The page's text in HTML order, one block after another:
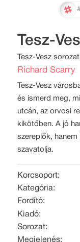
Tesz-
Tesz-Vesz sorozat
Richard Scarry
Tesz-Vesz
és ismerd meg,
utcán, az orvosi
kikötőben. A jó
szereplők, hanem
szavatolja.
Korcsoport:
Kategória:
Fordító:
Kiadó:
Sorozat:
Megjelenés: